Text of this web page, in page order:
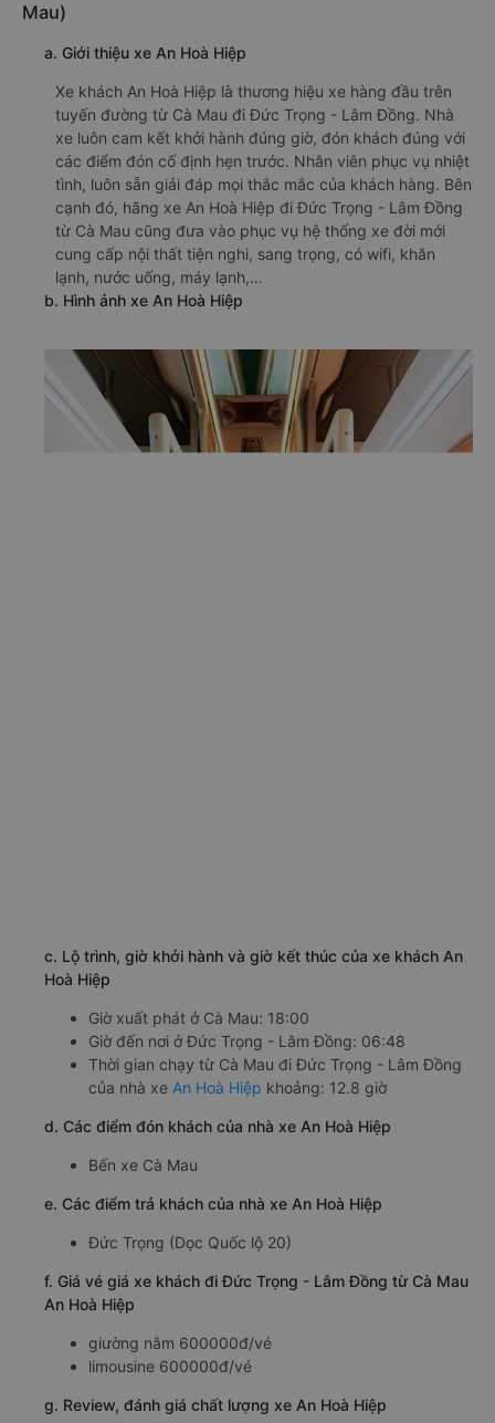
Mau)
a. Giới thiệu xe An Hoà Hiệp
Xe khách An Hoà Hiệp là thương hiệu xe hàng đầu trên
tuyến đường từ Cà Mau đi Đức Trọng - Lâm Đồng. Nhà
xe luôn cam kết khởi hành đúng giờ, đón khách đúng với
các điểm đón cố định hẹn trước. Nhân viên phục vụ nhiệt
tình, luôn sẵn giải đáp mọi thắc mắc của khách hàng. Bên
cạnh đó, hãng xe An Hoà Hiệp đi Đức Trọng - Lâm Đồng
từ Cà Mau cũng đưa vào phục vụ hệ thống xe đời mới
cung cấp nội thất tiện nghi, sang trọng, có wifi, khăn
lạnh, nước uống, máy lạnh,…
b. Hình ảnh xe An Hoà Hiệp
c. Lộ trình, giờ khởi hành và giờ kết thúc của xe khách An
Hoà Hiệp
Giờ xuất phát ở Cà Mau: 18:00
Giờ đến nơi ở Đức Trọng - Lâm Đồng: 06:48
Thời gian chạy từ Cà Mau đi Đức Trọng - Lâm Đồng
của nhà xe An Hoà Hiệp khoảng: 12.8 giờ
d. Các điểm đón khách của nhà xe An Hoà Hiệp
Bến xe Cà Mau
e. Các điểm trả khách của nhà xe An Hoà Hiệp
Đức Trọng (Dọc Quốc lộ 20)
f. Giá vé giá xe khách đi Đức Trọng - Lâm Đồng từ Cà Mau
An Hoà Hiệp
giường nằm 600000đ/vé
limousine 600000đ/vé
g. Review, đánh giá chất lượng xe An Hoà Hiệp